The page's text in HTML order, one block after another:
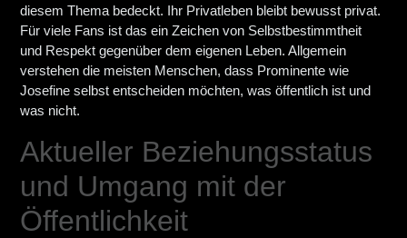
diesem Thema bedeckt. Ihr Privatleben bleibt bewusst privat.
Für viele Fans ist das ein Zeichen von Selbstbestimmtheit
und Respekt gegenüber dem eigenen Leben. Allgemein
verstehen die meisten Menschen, dass Prominente wie
Josefine selbst entscheiden möchten, was öffentlich ist und
was nicht.
Aktueller Beziehungsstatus
und Umgang mit der
Öffentlichkeit